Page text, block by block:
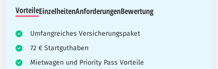
VorteileEinzelheitenAnforderungenBewertung
Umfangreiches Versicherungspaket
72 € Startguthaben
Mietwagen und Priority Pass Vorteile